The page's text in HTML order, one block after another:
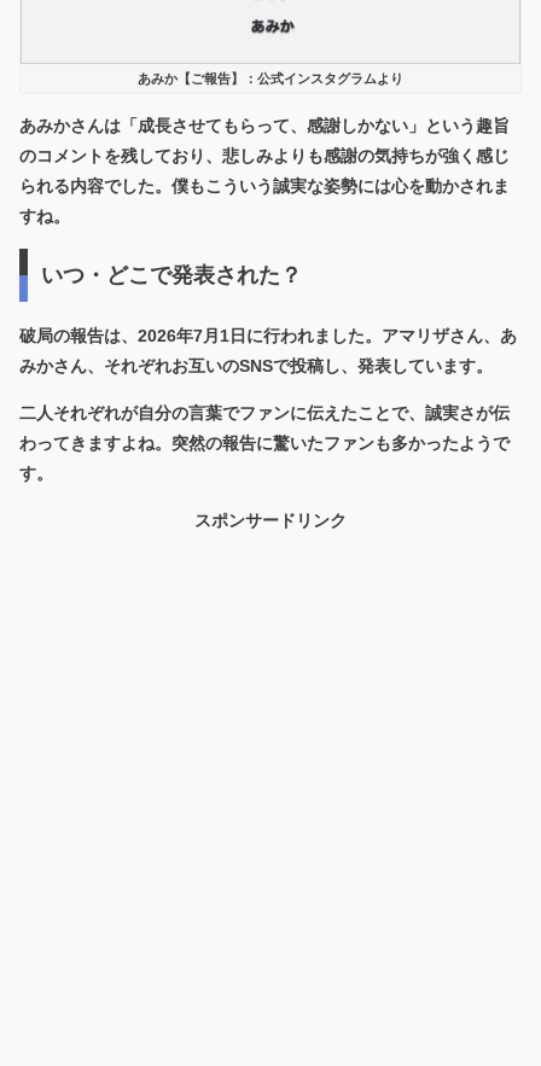
あみか【ご報告】：公式インスタグラムより
あみかさんは「成長させてもらって、感謝しかない」という趣旨
のコメントを残しており、悲しみよりも感謝の気持ちが強く感じ
られる内容でした。僕もこういう誠実な姿勢には心を動かされま
すね。
いつ・どこで発表された？
破局の報告は、2026年7月1日に行われました。アマリザさん、あ
みかさん、それぞれお互いのSNSで投稿し、発表しています。
二人それぞれが自分の言葉でファンに伝えたことで、誠実さが伝
わってきますよね。突然の報告に驚いたファンも多かったようで
す。
スポンサードリンク